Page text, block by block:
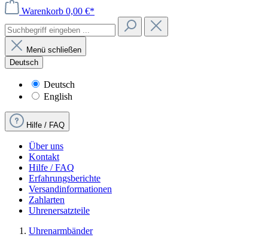
Warenkorb 0,00 €*
Menü schließen
Deutsch
Deutsch
English
Hilfe / FAQ
Über uns
Kontakt
Hilfe / FAQ
Erfahrungsberichte
Versandinformationen
Zahlarten
Uhrenersatzteile
Uhrenarmbänder